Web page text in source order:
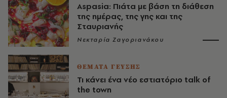
Aspasia: Πιάτα με βάση τη διάθεση
της ημέρας, της γης και της
Σταυριανής
Νεκταρία Ζαγοριανάκου
ΘΕΜΑΤΑ ΓΕΥΣΗΣ
Τι κάνει ένα νέο εστιατόριο talk of
the town